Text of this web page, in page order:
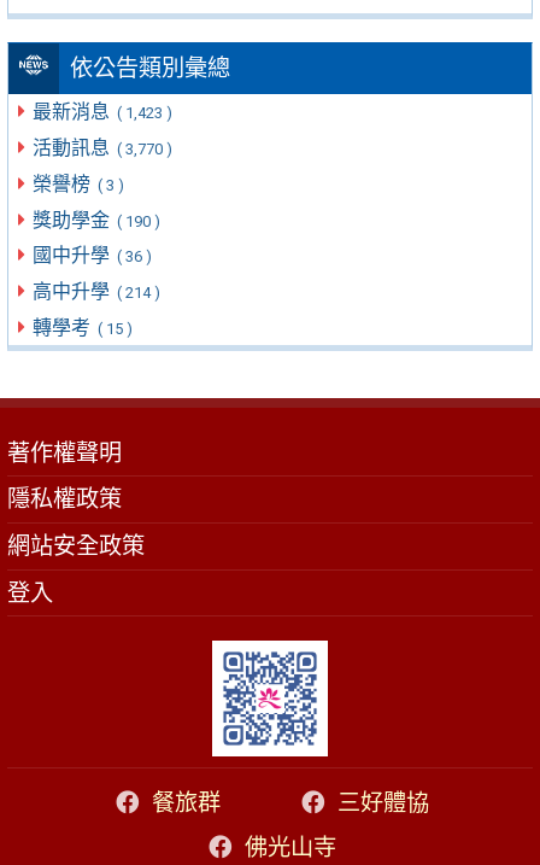
依公告類別彙總
最新消息 ( 1,423 )
活動訊息 ( 3,770 )
榮譽榜 ( 3 )
獎助學金 ( 190 )
國中升學 ( 36 )
高中升學 ( 214 )
轉學考 ( 15 )
著作權聲明
隱私權政策
網站安全政策
登入
餐旅群
三好體協
佛光山寺